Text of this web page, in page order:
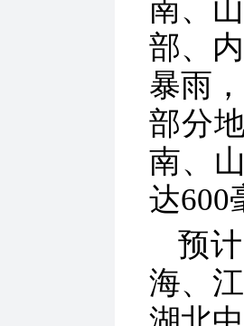
南、
部、
暴雨
部分
南、
达600
预
海、